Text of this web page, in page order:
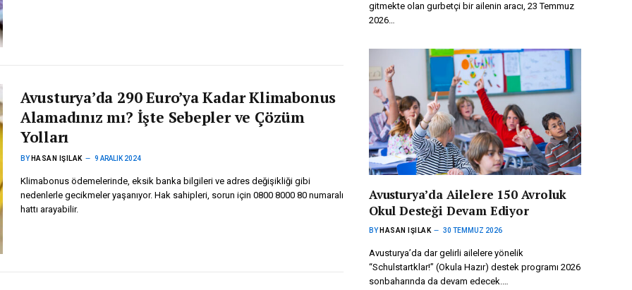
Avusturya’da 290 Euro’ya Kadar Klimabonus
Alamadınız mı? İşte Sebepler ve Çözüm
Yolları
BY HASAN IŞILAK 9 ARALIK 2024
Klimabonus ödemelerinde, eksik banka bilgileri ve adres değişikliği gibi
nedenlerle gecikmeler yaşanıyor. Hak sahipleri, sorun için 0800 8000 80 numaralı
hattı arayabilir.
gitmekte olan gurbetçi bir ailenin aracı, 23 Temmuz
2026…
Avusturya’da Ailelere 150 Avroluk
Okul Desteği Devam Ediyor
BY HASAN IŞILAK 30 TEMMUZ 2026
Avusturya’da dar gelirli ailelere yönelik
“Schulstartklar!” (Okula Hazır) destek programı 2026
sonbaharında da devam edecek.…